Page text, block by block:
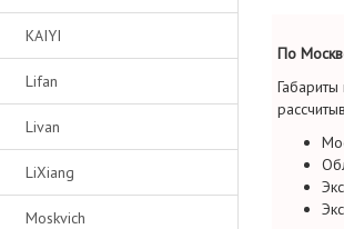
KAIYI
Lifan
Livan
LiXiang
Moskvich
По